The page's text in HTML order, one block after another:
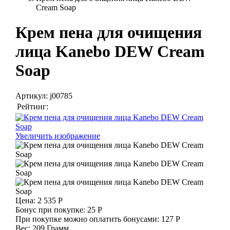
Cream Soap
Крем пена для очищения
лица Kanebo DEW Cream
Soap
Артикул: j00785
Рейтинг:
Увеличить изображение
Цена: 2 535 Р
Бонус при покупке: 25 Р
При покупке можно оплатить бонусами: 127 Р
Вес: 209 Грамм